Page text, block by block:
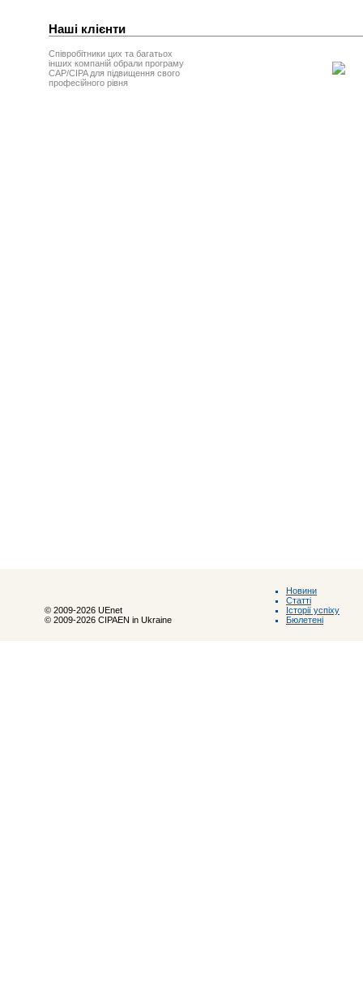
Наші клієнти
Співробітники цих та багатьох
інших компаній обрали програму
CAP/CIPA для підвищення свого
професійного рівня
© 2009-2026 UEnet
© 2009-2026 CIPAEN in Ukraine
Новини
Статті
Історії успіху
Бюлетені